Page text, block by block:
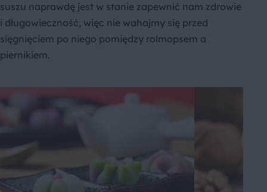
suszu naprawdę jest w stanie zapewnić nam zdrowie
i długowieczność, więc nie wahajmy się przed
sięgnięciem po niego pomiędzy rolmopsem a
piernikiem.